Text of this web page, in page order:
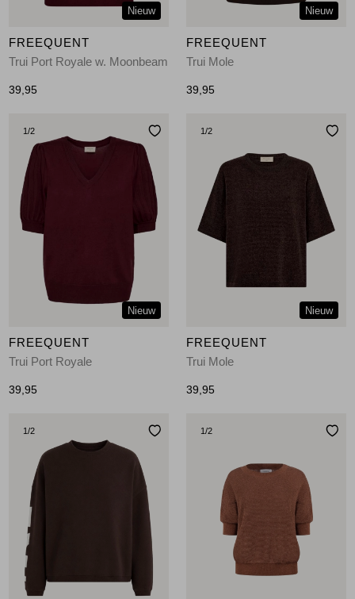
Nieuw
FREEQUENT
Trui Port Royale w. Moonbeam
39,95
Nieuw
FREEQUENT
Trui Mole
39,95
1/2
Nieuw
FREEQUENT
Trui Port Royale
39,95
1/2
Nieuw
FREEQUENT
Trui Mole
39,95
1/2 1/2